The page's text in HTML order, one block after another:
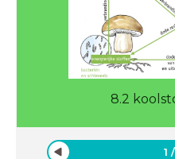
8.2
1 /